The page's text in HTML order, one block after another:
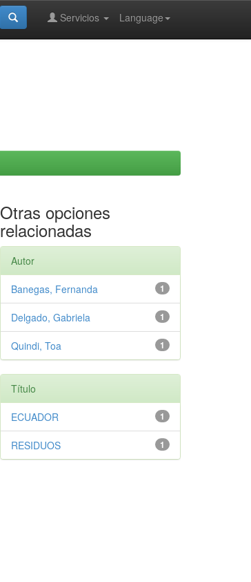
Language
Servicios
Otras opciones
relacionadas
Autor
1
Banegas, Fernanda
1
Delgado, Gabriela
1
Quindi, Toa
Título
1
ECUADOR
1
RESIDUOS